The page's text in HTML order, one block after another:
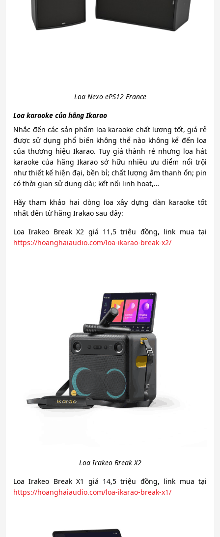
Loa Nexo ePS12 France
Loa karaoke của hãng Ikarao
Nhắc đến các sản phẩm loa karaoke chất lượng tốt, giá rẻ
được sử dụng phổ biến không thể nào không kể đến loa
của thương hiệu Ikarao. Tuy giá thành rẻ nhưng loa hát
karaoke của hãng Ikarao sở hữu nhiều ưu điểm nổi trội
như thiết kế hiện đại, bền bỉ; chất lượng âm thanh ổn; pin
có thời gian sử dụng dài; kết nối linh hoạt,…
Hãy tham khảo hai dòng loa xây dựng dàn karaoke tốt
nhất đến từ hãng Irakao sau đây:
Loa Irakeo Break X2 giá 11,5 triệu đồng, link mua tại
https://hoanghaiaudio.com/loa-ikarao-break-x2/
Loa Irakeo Break X2
Loa Irakeo Break X1 giá 14,5 triệu đồng, link mua tại
https://hoanghaiaudio.com/loa-ikarao-break-x1/